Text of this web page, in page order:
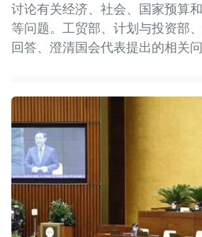
讨论有关经济、社会、国家预算
等问题。工贸部、计划与投资部
回答、澄清国会代表提出的相关问